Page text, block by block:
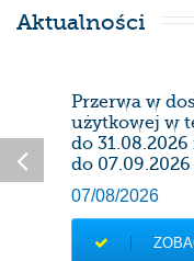
Aktualności
Przerwa w
użytkowej w
do
do 07.09.2026
07/08/2026